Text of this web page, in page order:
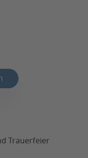
Trauerfeier